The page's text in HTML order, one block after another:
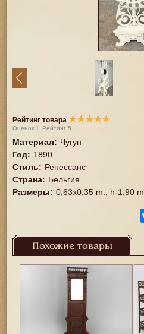
Рейтинг товара ★★★★★
Оценок 1 Рейтинг5
Материал: Чугун
Год: 1890
Стиль: Ренессанс
Страна: Бельгия
Размеры: 0,63x0,35 m., h-1,90 m.
Похожие товары